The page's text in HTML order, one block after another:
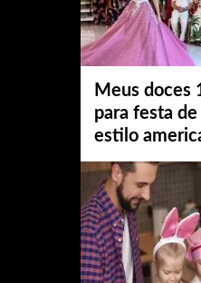
Meus doces
para festa
estilo